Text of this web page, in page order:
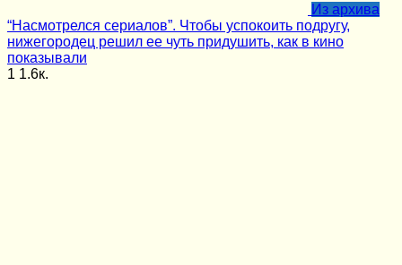
Из архива
“Насмотрелся сериалов”. Чтобы успокоить подругу,
нижегородец решил ее чуть придушить, как в кино
показывали
1 1.6к.